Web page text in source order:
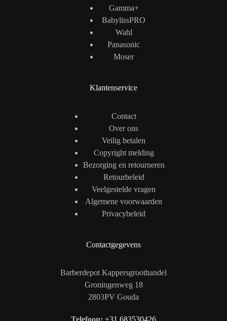
Gamma+
BabylissPRO
Wahl
Panasonic
Moser
Klantenservice
Contact
Over ons
Veilig betalen
Copyright melding
Bezorging en retourneren
Retourbeleid
Veelgestelde vragen
Algemene voorwaarden
Privacybeleid
Contactgegevens
Barberdepot Kappersgroothandel
Groningenweg 18
2803PV Gouda